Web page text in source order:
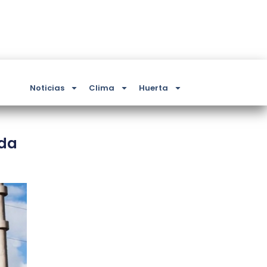
Noticias Clima Huerta